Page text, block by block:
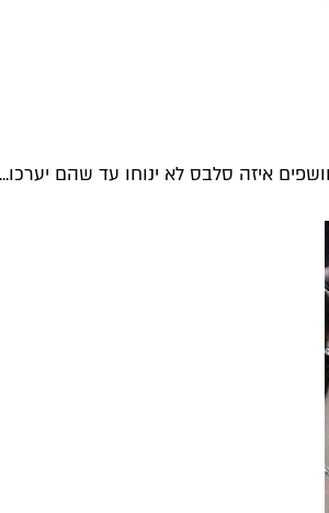
איזה סלבס לא ינוחו עד שהם יערכו...